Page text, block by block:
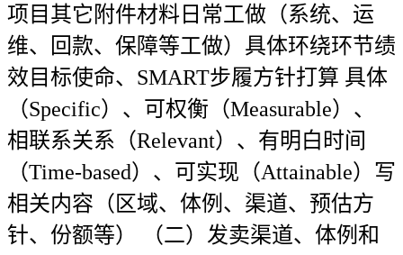
项目其它附件材料日常工做（系统、运
维、回款、保障等工做）具体环绕环节绩
效目标使命、SMART步履方针打算 具体
（Specific）、可权衡（Measurable）、
相联系关系（Relevant）、有明白时间
（Time-based）、可实现（Attainable）写
相关内容（区域、体例、渠道、预估方
针、份额等） （二）发卖渠道、体例和